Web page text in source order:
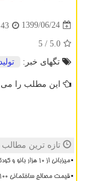
1399/06/24
5.0
/ 5
تگهای خبر:
تولید
این مطلب را می
تازه ترین
میزبانی از ۱۰ هزار بانو و کودک زائر کارنامه جامع خدمات قرارگاه زینبیه
قیمت مصالح ساختمانی ۱۰۰ درصد گران گردید